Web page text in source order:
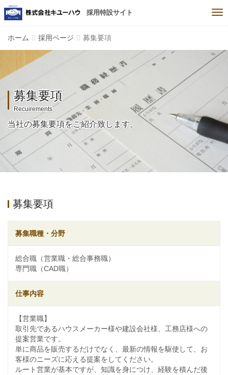
採用特設サイト
ホーム 採用ページ 募集要項
募集要項
当社の募集要項をご紹介致します。
募集要項
募集職種・分野
総合職（営業職・総合事務職）
専門職（CAD職）
仕事内容
【営業職】
取引先であるハウスメーカー様や建設会社様、工務店様への
提案営業です。
単に商品を販売するだけでなく、最新の情報を駆使して、お
客様のニーズに応える提案をしてください。
ルート営業が基本ですが、知識を身につけ、経験を積んだ後